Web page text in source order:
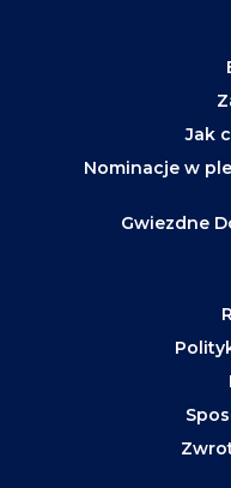
Jak
Nominacje w
Gwiezdne